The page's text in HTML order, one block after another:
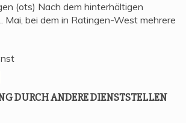
(ots) Nach dem hinterhältigen
Mai, bei dem in Ratingen-West mehrere
DURCH ANDE­RE DIENSTSTELLEN